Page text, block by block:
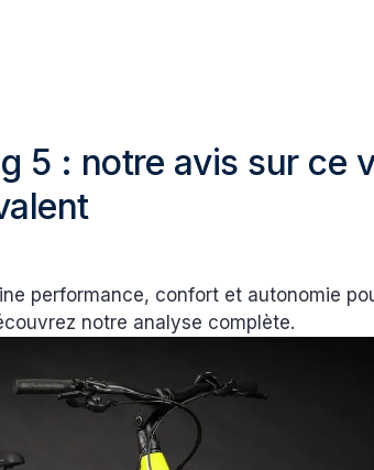
5 : notre avis sur ce
performance, confort et autonomie
notre analyse complète.